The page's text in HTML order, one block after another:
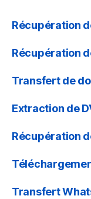
Récupération
Récupération
Transfert de
Extraction de
Récupération
Transfert